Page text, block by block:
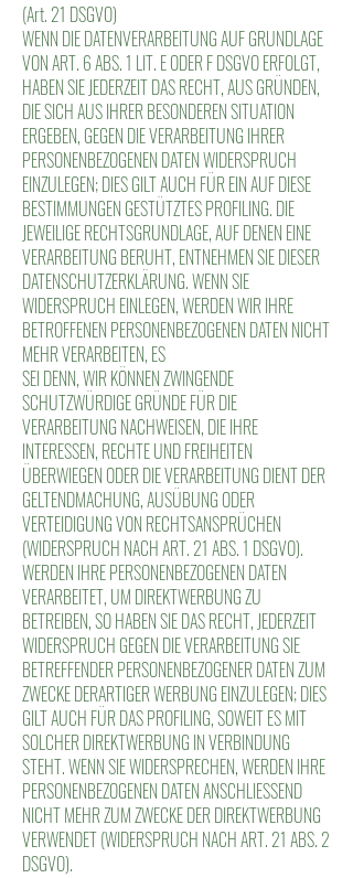
(Art. 21 DSGVO)
WENN DIE DATENVERARBEITUNG AUF GRUNDLAGE
VON ART. 6 ABS. 1 LIT. E ODER F DSGVO ERFOLGT,
HABEN SIE JEDERZEIT DAS RECHT, AUS GRÜNDEN,
DIE SICH AUS IHRER BESONDEREN SITUATION
ERGEBEN, GEGEN DIE VERARBEITUNG IHRER
PERSONENBEZOGENEN DATEN WIDERSPRUCH
EINZULEGEN; DIES GILT AUCH FÜR EIN AUF DIESE
BESTIMMUNGEN GESTÜTZTES PROFILING. DIE
JEWEILIGE RECHTSGRUNDLAGE, AUF DENEN EINE
VERARBEITUNG BERUHT, ENTNEHMEN SIE DIESER
DATENSCHUTZERKLÄRUNG. WENN SIE
WIDERSPRUCH EINLEGEN, WERDEN WIR IHRE
BETROFFENEN PERSONENBEZOGENEN DATEN NICHT
MEHR VERARBEITEN, ES
SEI DENN, WIR KÖNNEN ZWINGENDE
SCHUTZWÜRDIGE GRÜNDE FÜR DIE
VERARBEITUNG NACHWEISEN, DIE IHRE
INTERESSEN, RECHTE UND FREIHEITEN
ÜBERWIEGEN ODER DIE VERARBEITUNG DIENT DER
GELTENDMACHUNG, AUSÜBUNG ODER
VERTEIDIGUNG VON RECHTSANSPRÜCHEN
(WIDERSPRUCH NACH ART. 21 ABS. 1 DSGVO).
WERDEN IHRE PERSONENBEZOGENEN DATEN
VERARBEITET, UM DIREKTWERBUNG ZU
BETREIBEN, SO HABEN SIE DAS RECHT, JEDERZEIT
WIDERSPRUCH GEGEN DIE VERARBEITUNG SIE
BETREFFENDER PERSONENBEZOGENER DATEN ZUM
ZWECKE DERARTIGER WERBUNG EINZULEGEN; DIES
GILT AUCH FÜR DAS PROFILING, SOWEIT ES MIT
SOLCHER DIREKTWERBUNG IN VERBINDUNG
STEHT. WENN SIE WIDERSPRECHEN, WERDEN IHRE
PERSONENBEZOGENEN DATEN ANSCHLIESSEND
NICHT MEHR ZUM ZWECKE DER DIREKTWERBUNG
VERWENDET (WIDERSPRUCH NACH ART. 21 ABS. 2
DSGVO).